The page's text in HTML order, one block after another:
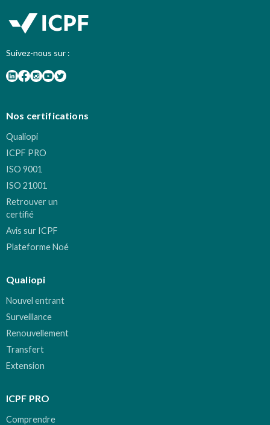
Suivez-nous sur :
Nos certifications
Qualiopi
ICPF PRO
ISO 9001
ISO 21001
Retrouver un
certifié
Avis sur ICPF
Plateforme Noé
Qualiopi
Nouvel entrant
Surveillance
Renouvellement
Transfert
Extension
ICPF PRO
Comprendre